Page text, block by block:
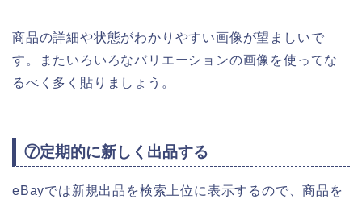
商品の詳細や状態がわかりやすい画像が望ましいで
す。またいろいろなバリエーションの画像を使ってな
るべく多く貼りましょう。
⑦定期的に新しく出品する
eBayでは新規出品を検索上位に表示するので、商品を